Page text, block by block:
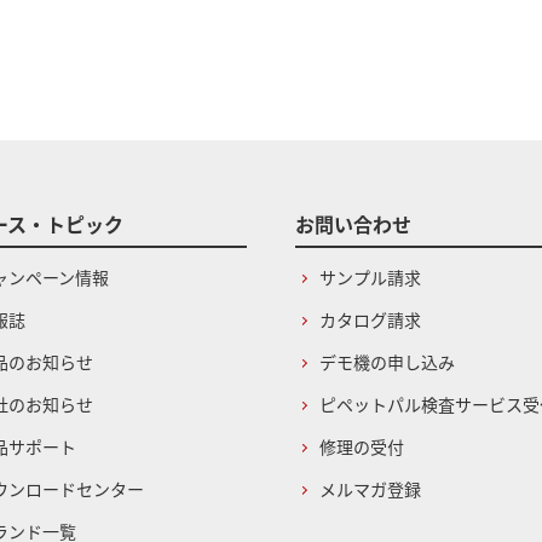
ス・トピック
ンペーン情報
誌
のお知らせ
のお知らせ
サポート
ンロードセンター
ンド一覧
お問い合わせ
サンプル請求
カタログ請求
デモ機の申し込み
ピペットパル検査サービス
修理の受付
メルマガ登録